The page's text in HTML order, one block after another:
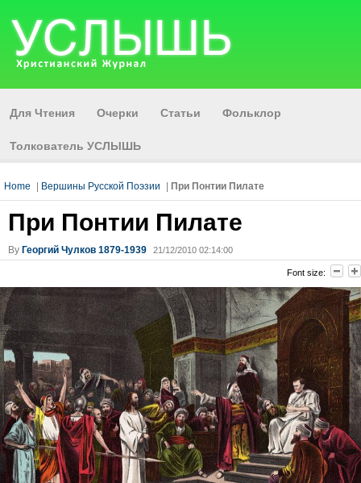
Для Чтения Очерки Статьи Фольклор
Толкователь УСЛЫШЬ
Home Вершины Русской Поэзии При Понтии Пилате
При Понтии Пилате
By Георгий Чулков 1879-1939 21/12/2010 02:14:00
Font size: